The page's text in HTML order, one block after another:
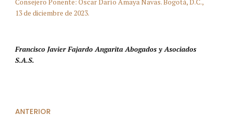
13 de diciembre de 2023.
Francisco Javier Fajardo Angarita Abogados y Asociados
S.A.S.
ANTERIOR